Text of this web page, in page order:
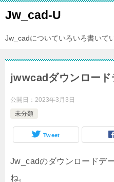
Jw_cad-U
Jw_cadについていろいろ書いて
jwwcadダウンロード
公開日： 2023年3月3日
未分類
Tweet
Jw_cadのダウンロードデ
ね。